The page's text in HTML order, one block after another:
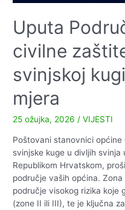
Uputa
civilne
svinjskoj
mjera
25 ožujka, 2026 /VIJESTI
Poštovani stanovnici
svinjske kuge u divljih
Republikom Hrvatskom,
područje vaših općina.
područje visokog rizika koje
(zone II ili III), te je ključna